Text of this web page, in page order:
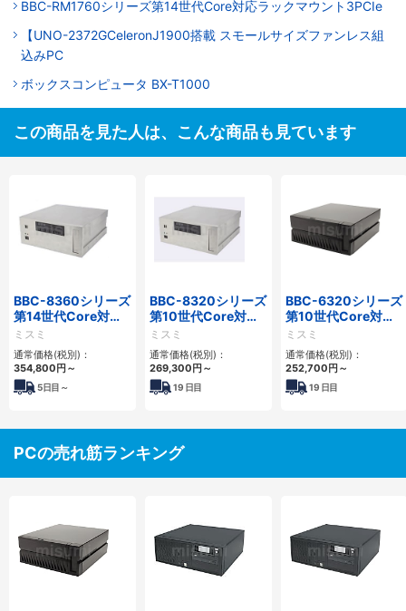
BBC-RM1760シリーズ第14世代Core対応ラックマウント3PCIe
【UNO-2372GCeleronJ1900搭載 スモールサイズファンレス組
込みPC
ボックスコンピュータ BX-T1000
この商品を見た人は、こんな商品も見ています
BBC-8360シリーズ
第14世代Core対応
フロアマウント
2PCIe
ミスミ
通常価格(税別)：
354,800円～
5日目～
BBC-8320シリーズ
第10世代Core対応
小型フロアマウント
FAPC 2PCI・2PCIe
ミスミ
通常価格(税別)：
269,300円～
19 日目
BBC-6320シリーズ
第10世代Core対応
小型フロアマウント
FAPC 2PCI・2PCIe
ミスミ
通常価格(税別)：
252,700円～
19 日目
PCの売れ筋ランキング